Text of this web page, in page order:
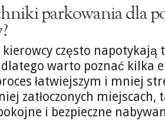
parkowania dla
kierowcy często napotykają
warto poznać kilka
łatwiejszym i mniej
zatłoczonych
i bezpieczne